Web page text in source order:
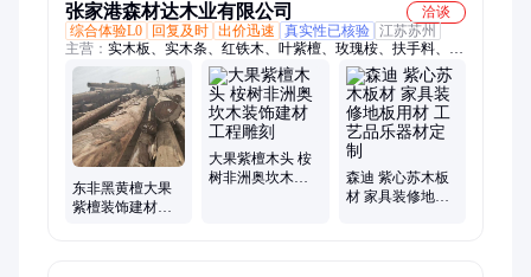
张家港森材达木业有限公司
洽谈
综合体验L0
回复及时 出价迅速 真实性已核验 江苏苏州
主营： 实木板、实木条、红铁木、叶紫檀、玫瑰桉、扶手料、木
柱子、花梨木、白酸枝、阔变豆、香樟木、防寒条、烘干板、黄
芸香、桥梁板、枕木松、多层板、黑酸枝、家具材、红檀香、筷
子料、红玫瑰、牛花梨、鸡翅木、海棠木
东非黑黄檀大果
紫檀装饰建材工
大果紫檀木头 桉
树非洲奥坎木装
森迪 紫心苏木板
材 家具装修地板